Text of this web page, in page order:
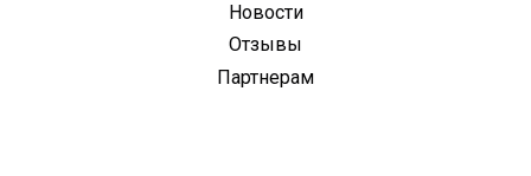
Новости
Отзывы
Партнерам